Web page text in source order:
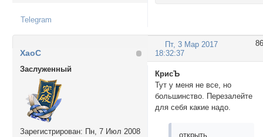
Telegram
86
Пт, 3 Мар 2017
18:32:37
ХаоС
Заслуженный
Зарегистрирован: Пн, 7 Июл 2008
КрисЪ
Тут у меня не все, но
большинство. Перезалейте
для себя какие надо.
открыть